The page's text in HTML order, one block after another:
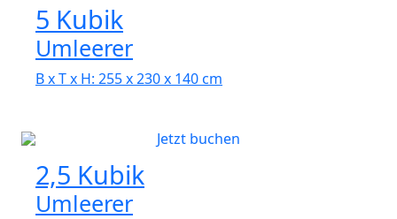
5 Kubik
Umleerer
B x T x H: 255 x 230 x 140 cm
Jetzt buchen
2,5 Kubik
Umleerer